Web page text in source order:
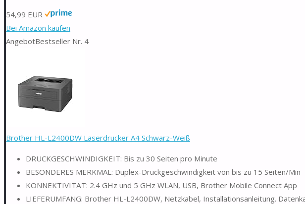
54,99 EUR
Bei Amazon kaufen
AngebotBestseller Nr. 4
Brother HL-L2400DW Laserdrucker A4 Schwarz-Weiß
DRUCKGESCHWINDIGKEIT: Bis zu 30 Seiten pro Minute
BESONDERES MERKMAL: Duplex-Druckgeschwindigkeit von bis zu 15 Seiten/Min
KONNEKTIVITÄT: 2.4 GHz und 5 GHz WLAN, USB, Brother Mobile Connect App
LIEFERUMFANG: Brother HL-L2400DW, Netzkabel, Installationsanleitung.